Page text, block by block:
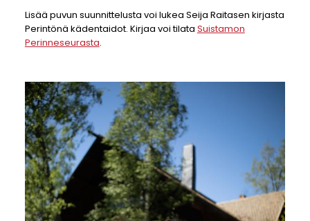
Lisää puvun suunnittelusta voi lukea Seija Raitasen kirjasta
Perintönä kädentaidot. Kirjaa voi tilata Suistamon
Perinneseurasta.